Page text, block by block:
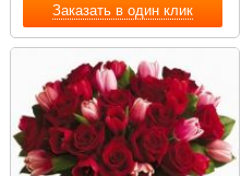
Заказать в один клик